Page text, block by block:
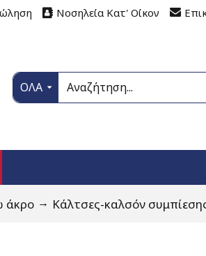
Νοσηλεία Κατ' Οίκον
ΟΛΑ
άκρο Κάλτσες-καλσόν